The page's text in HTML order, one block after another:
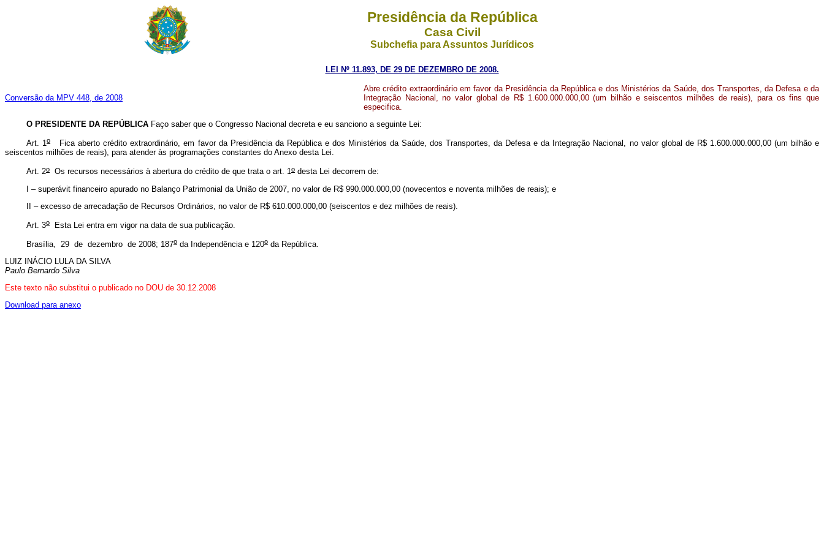
Presidência da República
Casa Civil
Subchefia para Assuntos Jurídicos
LEI Nº 11.893, DE 29 DE DEZEMBRO DE 2008.
Conversão da MPV 448, de 2008
Abre crédito extraordinário em favor da Presidência da República e dos Ministérios da Saúde, dos Transportes, da Defesa e da
Integração Nacional, no valor global de R$ 1.600.000.000,00 (um bilhão e seiscentos milhões de reais), para os fins que
especifica.
O PRESIDENTE DA REPÚBLICA Faço saber que o Congresso Nacional decreta e eu sanciono a seguinte Lei:
Art. 1o
Fica aberto crédito extraordinário, em favor da Presidência da República e dos Ministérios da Saúde, dos Transportes, da Defesa e da Integração Nacional, no valor global de R$ 1.600.000.000,00 (um bilhão e
seiscentos milhões de reais), para atender às programações constantes do Anexo desta Lei.
Art. 2o Os recursos necessários à abertura do crédito de que trata o art. 1o desta Lei decorrem de:
I – superávit financeiro apurado no Balanço Patrimonial da União de 2007, no valor de R$ 990.000.000,00 (novecentos e noventa milhões de reais); e
II – excesso de arrecadação de Recursos Ordinários, no valor de R$ 610.000.000,00 (seiscentos e dez milhões de reais).
Art. 3o Esta Lei entra em vigor na data de sua publicação.
Brasília, 29 de dezembro de 2008; 187o da Independência e 120o da República.
LUIZ INÁCIO LULA DA SILVA
Paulo Bernardo Silva
Este texto não substitui o publicado no DOU de 30.12.2008
Download para anexo